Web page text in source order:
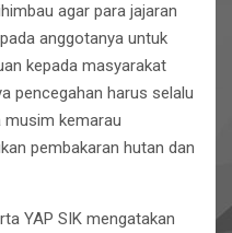
agar para jajaran
anggotanya untuk
kepada masyarakat
pencegahan harus selalu
musim kemarau
pembakaran hutan dan
YAP SIK mengatakan